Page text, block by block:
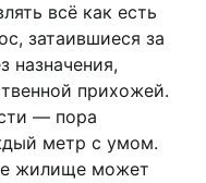
всё как есть
затаившиеся за
назначения,
прихожей.
— пора
метр с умом.
жилище может